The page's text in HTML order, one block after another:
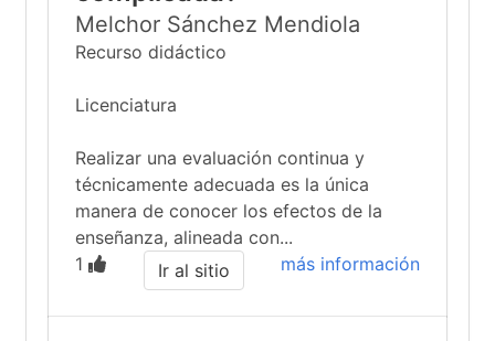
Melchor Sánchez Mendiola
Recurso didáctico
Licenciatura
Realizar una evaluación continua y
técnicamente adecuada es la única
manera de conocer los efectos de la
enseñanza, alineada con...
1
más información
Ir al sitio